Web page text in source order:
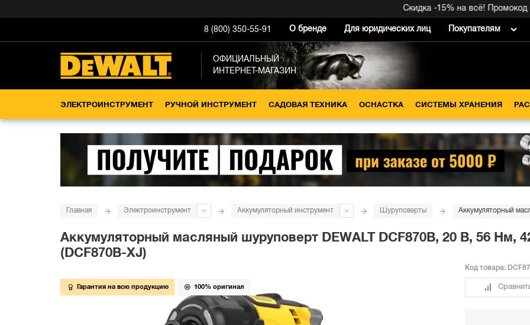
Скидка -15% на всё! Промокод внутри
8 (800) 350-55-91 О бренде Для юридических лиц Покупателям
ОФИЦИАЛЬНЫЙ
ИНТЕРНЕТ-МАГАЗИН
ЭЛЕКТРОИНСТРУМЕНТ РУЧНОЙ ИНСТРУМЕНТ САДОВАЯ ТЕХНИКА ОСНАСТКА СИСТЕМЫ ХРАНЕНИЯ
Главная Электроинструмент Аккумуляторный инструмент Шуруповерты
Аккумуляторный масляный шуруповерт DEWALT DCF870B, 20 В, 56 Нм,
(DCF870B-XJ)
Гарантия на всю продукцию 100% оригинал
Код товара: